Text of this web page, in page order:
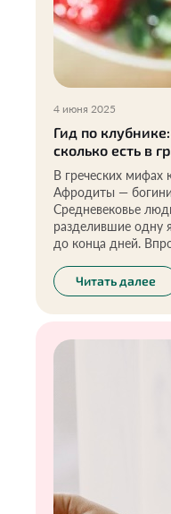
4 июня 2025
Гид по
сколько есть в
В греческих мифах
Афродиты —
Средневековье
разделившие одну
до конца дней.
ассоциируется с
эстетических
пользы и вкуса.
Читать далее